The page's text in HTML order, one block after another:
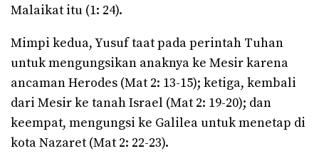
Malaikat itu (1: 24).
Mimpi kedua, Yusuf taat pada perintah Tuhan
untuk mengungsikan anaknya ke Mesir karena
ancaman Herodes (Mat 2: 13-15); ketiga, kembali
dari Mesir ke tanah Israel (Mat 2: 19-20); dan
keempat, mengungsi ke Galilea untuk menetap di
kota Nazaret (Mat 2: 22-23).